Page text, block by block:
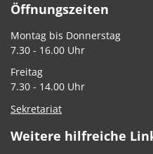
Öffnungszeiten
Montag bis Donnerstag
7.30 - 16.00 Uhr
Freitag
7.30 - 14.00 Uhr
Sekretariat
Weitere hilfreiche